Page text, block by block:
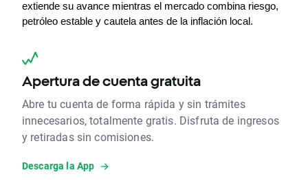
extiende su avance mientras el mercado combina riesgo,
petróleo estable y cautela antes de la inflación local.
Apertura de cuenta gratuita
Abre tu cuenta de forma rápida y sin trámites
innecesarios, totalmente gratis. Disfruta de ingresos
y retiradas sin comisiones.
Descarga la App